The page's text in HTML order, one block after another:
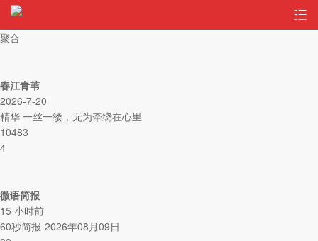
聚合
春江青苇
2026-7-20
精华 一丝一缕，无为牵绕在心里
10483
4
微语简报
15 小时前
60秒简报-2026年08月09日